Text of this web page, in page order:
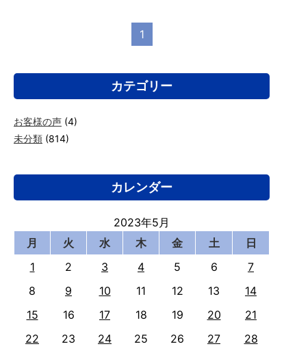
1
カテゴリー
お客様の声 (4)
未分類 (814)
カレンダー
2023年5月
月
火 水 木 金 土
日
1
2 3 4 5 6
7
8
9 10 11 12 13
14
15
16 17 18 19 20
21
22
23 24 25 26 27
28